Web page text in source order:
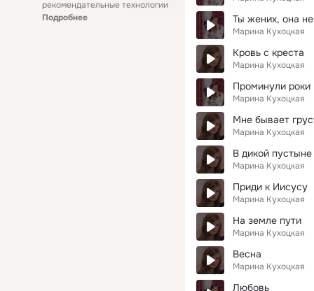
рекомендательные технологии
Подробнее
Ты жених, она
Марина Кухоцкая
Кровь с креста
Марина Кухоцкая
Проминули роки
Марина Кухоцкая
Мне бывает
Марина Кухоцкая
В дикой пустыне
Марина Кухоцкая
Приди к Иисусу
Марина Кухоцкая
На земле пути
Марина Кухоцкая
Весна
Марина Кухоцкая
Любовь